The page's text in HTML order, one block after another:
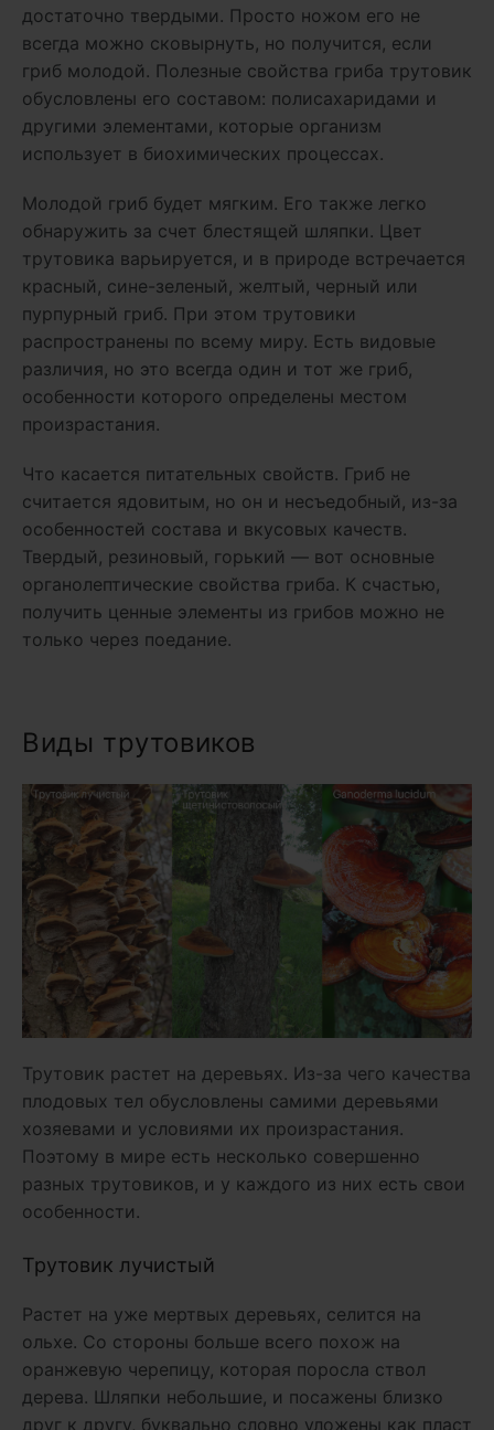
достаточно твердыми. Просто ножом его не
всегда можно сковырнуть, но получится, если
гриб молодой. Полезные свойства гриба трутовик
обусловлены его составом: полисахаридами и
другими элементами, которые организм
использует в биохимических процессах.
Молодой гриб будет мягким. Его также легко
обнаружить за счет блестящей шляпки. Цвет
трутовика варьируется, и в природе встречается
красный, сине-зеленый, желтый, черный или
пурпурный гриб. При этом трутовики
распространены по всему миру. Есть видовые
различия, но это всегда один и тот же гриб,
особенности которого определены местом
произрастания.
Что касается питательных свойств. Гриб не
считается ядовитым, но он и несъедобный, из-за
особенностей состава и вкусовых качеств.
Твердый, резиновый, горький — вот основные
органолептические свойства гриба. К счастью,
получить ценные элементы из грибов можно не
только через поедание.
Виды трутовиков
Трутовик растет на деревьях. Из-за чего качества
плодовых тел обусловлены самими деревьями
хозяевами и условиями их произрастания.
Поэтому в мире есть несколько совершенно
разных трутовиков, и у каждого из них есть свои
особенности.
Трутовик лучистый
Растет на уже мертвых деревьях, селится на
ольхе. Со стороны больше всего похож на
оранжевую черепицу, которая поросла ствол
дерева. Шляпки небольшие, и посажены близко
друг к другу, буквально словно уложены как пласт